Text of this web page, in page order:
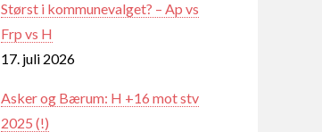
Størst i kommunevalget? – Ap vs
Frp vs H
17. juli 2026
Asker og Bærum: H +16 mot stv
2025 (!)